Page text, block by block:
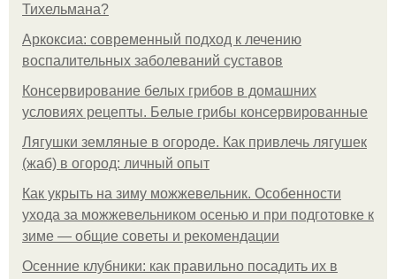
Тихельмана?
Аркоксиа: современный подход к лечению
воспалительных заболеваний суставов
Консервирование белых грибов в домашних
условиях рецепты. Белые грибы консервированные
Лягушки земляные в огороде. Как привлечь лягушек
(жаб) в огород: личный опыт
Как укрыть на зиму можжевельник. Особенности
ухода за можжевельником осенью и при подготовке к
зиме — общие советы и рекомендации
Осенние клубники: как правильно посадить их в